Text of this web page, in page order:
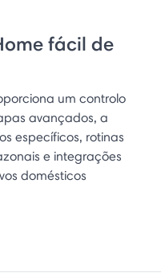
fácil de
um controlo
avançados, a
específicos, rotinas
e integrações
domésticos